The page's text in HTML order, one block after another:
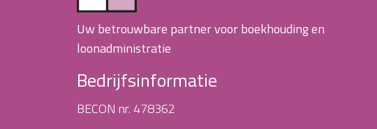
Uw betrouwbare partner voor boekhouding en
loonadministratie
Bedrijfsinformatie
BECON nr. 478362